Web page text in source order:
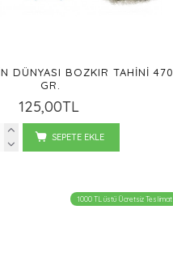
DÜNYASI BOZKIR TAHINI 470
GR.
125,00TL
SEPETE EKLE
1000 TL üstü Ücretsiz Teslimat